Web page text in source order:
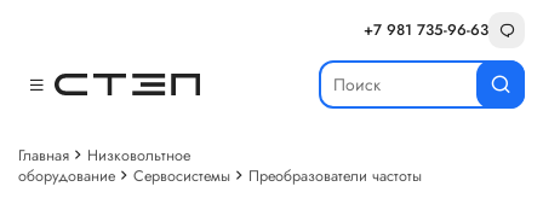
+7 981 735-96-63
Главная
Низковольтное
оборудование
Сервосистемы Преобразователи частоты